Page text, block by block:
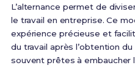
L’alternance permet de
le travail en entreprise. Ce
expérience précieuse et
du travail après l’obtention
souvent prêtes à embaucher